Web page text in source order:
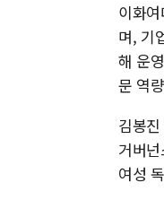
이화
며, 기
해 운
문 역
김봉
거버
여성